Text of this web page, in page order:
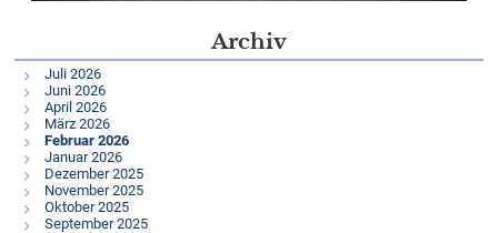
Archiv
Juli 2026
Juni 2026
April 2026
März 2026
Februar 2026
Januar 2026
Dezember 2025
November 2025
Oktober 2025
September 2025